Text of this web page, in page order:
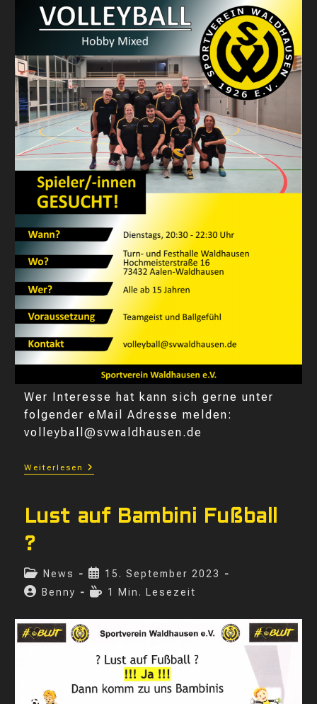
Wer Interesse hat kann sich gerne unter
folgender eMail Adresse melden:
volleyball@svwaldhausen.de
Weiterlesen
Volleyball
Lust auf Bambini Fußball
?
Beitrags-
Kategorie:
News
Beitrag
veröffentlicht:
15. September 2023
Beitrags-
Benny Lesedauer:
1 Min. Lesezeit